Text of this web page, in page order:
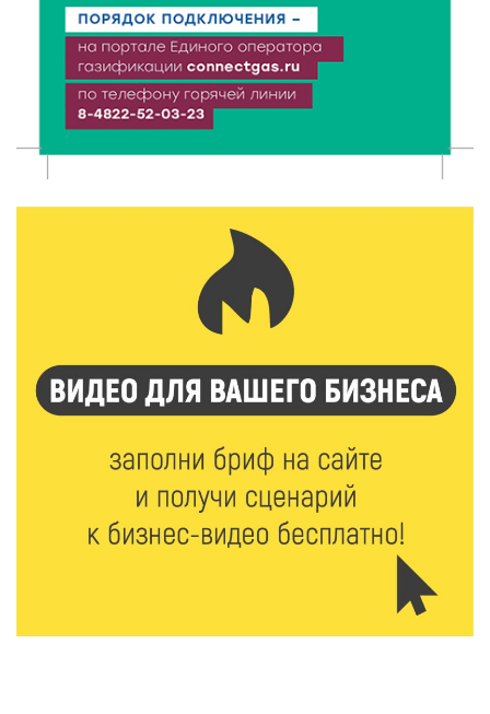
Бологовские школьники доказали чистоту воздуха
в парке
9 Авг 2026 11:13 334
2226
Тверские пенсионеры скажут «спасибо» интернету
603
В Твери росгвардейцы отметили День
физкультурника турниром по настольному теннису